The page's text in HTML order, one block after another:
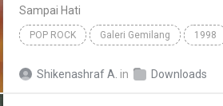
Sampai Hati
POP ROCK Galeri Gemilang 1998
Shikenashraf A. in Downloads